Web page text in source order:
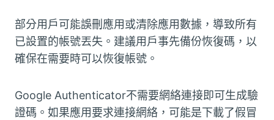
部分用戶可能誤刪應用或清除應用數據，導致所有
已設置的帳號丟失。建議用戶事先備份恢復碼，以
確保在需要時可以恢復帳號。
Google Authenticator不需要網絡連接即可生成驗
證碼。如果應用要求連接網絡，可能是下載了假冒